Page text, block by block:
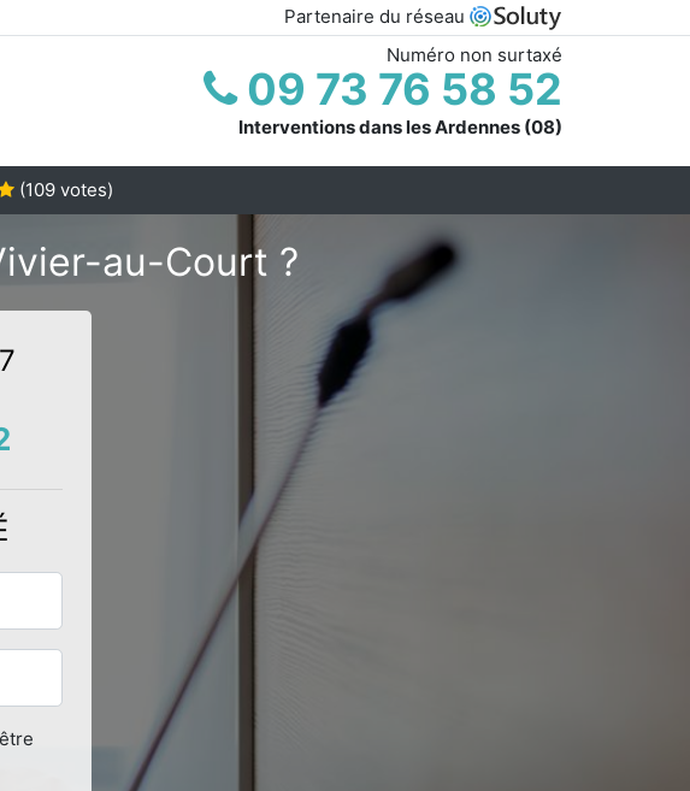
Partenaire du réseau
Numéro non surtaxé
09 73 76 58 52
Interventions dans les Ardennes (08)
(109 votes)
au-Court ?